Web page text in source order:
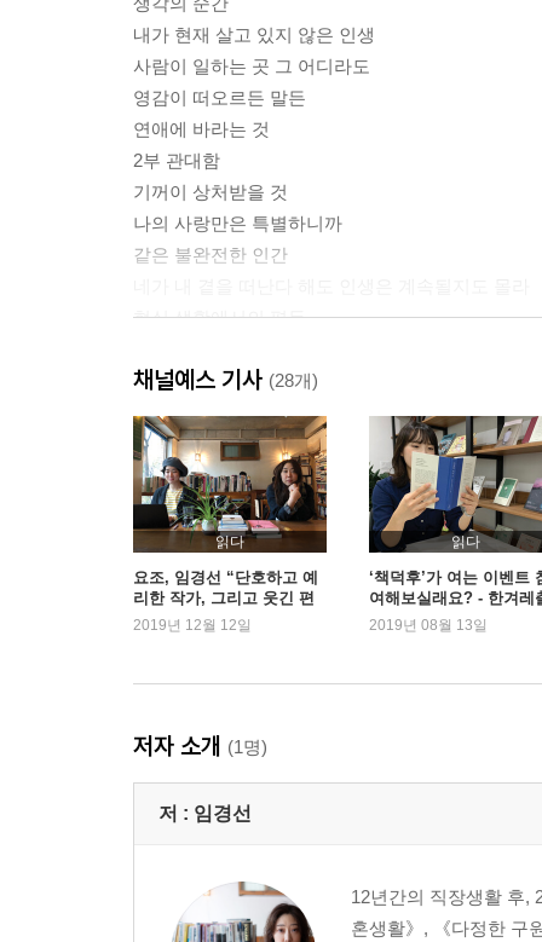
내가 현재 살고 있지 않은 인생
사람이 일하는 곳 그 어디라도
영감이 떠오르든 말든
연애에 바라는 것
2부 관대함
기꺼이 상처받을 것
나의 사랑만은 특별하니까
같은 불완전한 인간
현실 생활에서의 평등
인간관계 스트레스 대처법
관계는 화학작용
우리는 사랑일까 현실일까
어른의 성
몸이 그대를 거부하면 몸을 초월하라
미등단 작가의 어떤 고백
4부 성실함
과거가 현재를 지탱한다
나를 쉽게 위로하지 않을 것
5부 공정함
나를 존중하기
타인과의 비교
부당함에 저항하기
부탁과 거절
채널예스 기사 (28개)
읽다
요조, 임경선 “단호하고 예
리한 작가, 그리고 웃긴 편
집자”
2019년 12월 12일
읽다
‘책덕후’가 여는 이벤트
여해보실래요? - 한겨레
판
2019년 08월 13일
저자 소개 (1명)
저 : 임경선
12년간의 직장생활 후,
혼생활》, 《다정한 구